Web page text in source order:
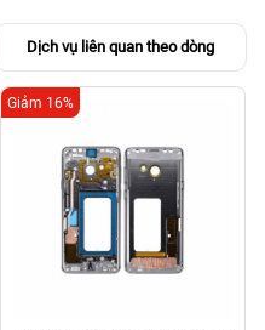
Dịch vụ liên quan theo dòng
Giảm 16%